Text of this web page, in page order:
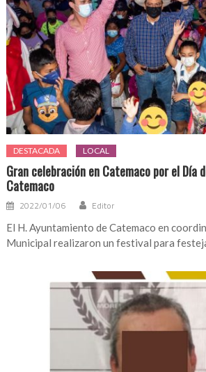
DESTACADA LOCAL
Gran celebración en Catemaco por el Día
Catemaco
2022/01/06 Editor
El H. Ayuntamiento de Catemaco en
Municipal realizaron un festival para